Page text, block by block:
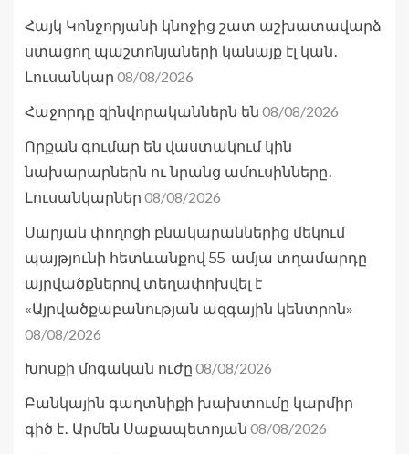
Հայկ Կոնջորյանի կնոջից շատ աշխատավարձ
ստացող պաշտոնյաների կանայք էլ կան․
Լուսանկար 08/08/2026
Հաջորդը զինվորականներն են 08/08/2026
Որքան գումար են վաստակում կին
նախարարներն ու նրանց ամուսինները․
Լուսանկարներ 08/08/2026
Սարյան փողոցի բնակարաններից մեկում
պայթյունի հետևանքով 55-ամյա տղամարդը
այրվածքներով տեղափոխվել է
«Այրվածքաբանության ազգային կենտրոն»
08/08/2026
Խոսքի մոգական ուժը 08/08/2026
Բանկային գաղտնիքի խախտումը կարմիր
գիծ է․ Արմեն Սաքապետոյան 08/08/2026